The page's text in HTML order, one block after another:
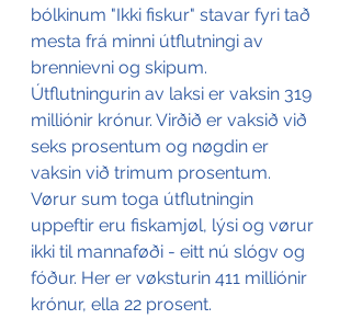
bólkinum "Ikki fiskur" stavar fyri tað
mesta frá minni útflutningi av
brennievni og skipum.
Útflutningurin av laksi er vaksin 319
milliónir krónur. Virðið er vaksið við
seks prosentum og nøgdin er
vaksin við trimum prosentum.
Vørur sum toga útflutningin
uppeftir eru fiskamjøl, lýsi og vørur
ikki til mannaføði - eitt nú slógv og
fóður. Her er vøksturin 411 milliónir
krónur, ella 22 prosent.